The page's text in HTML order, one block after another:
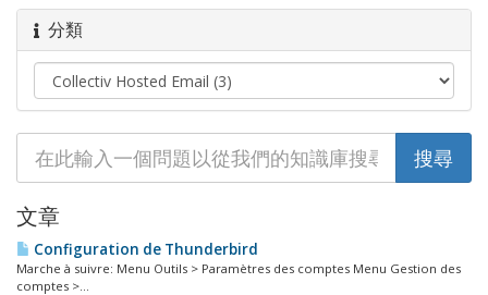
分類
文章
Configuration de Thunderbird
Marche à suivre: Menu Outils > Paramètres des comptes Menu Gestion des
comptes >...